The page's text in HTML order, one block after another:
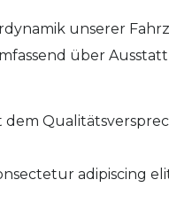
unserer
über
adipiscing